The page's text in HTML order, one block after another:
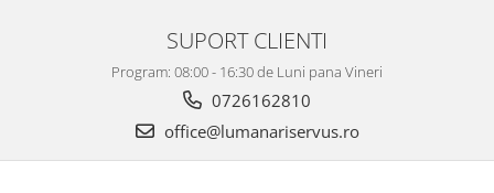
SUPORT CLIENTI
Program: 08:00 - 16:30 de Luni pana Vineri
0726162810
office@lumanariservus.ro